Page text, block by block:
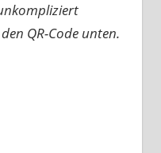
QR-Code unten.